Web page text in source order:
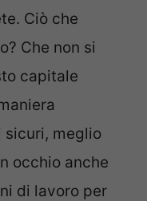
Ciò che
Che non si
capitale
sicuri, meglio
occhio anche
di lavoro per